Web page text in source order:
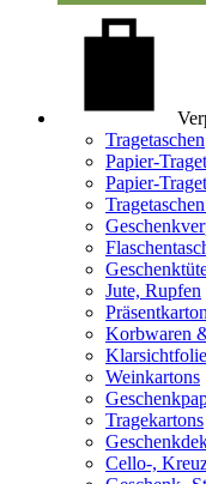
Tragetaschen
Papier-
Papier-
Jute, Rupfen
Präsentkarton
Korbwaren
Weinkartons
Tragekartons
Cello-,